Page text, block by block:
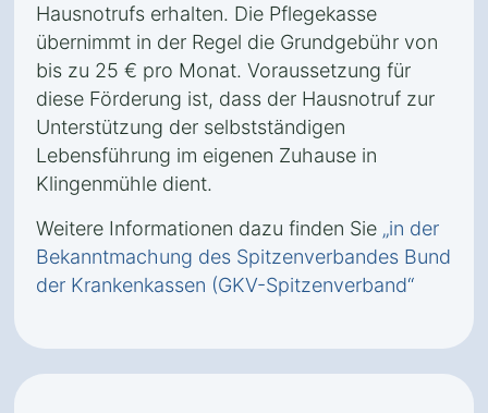
Hausnotrufs erhalten. Die Pflegekasse
übernimmt in der Regel die Grundgebühr von
bis zu 25 € pro Monat. Voraussetzung für
diese Förderung ist, dass der Hausnotruf zur
Unterstützung der selbstständigen
Lebensführung im eigenen Zuhause in
Klingenmühle dient.
Weitere Informationen dazu finden Sie „in der
Bekanntmachung des Spitzenverbandes Bund
der Krankenkassen (GKV-Spitzenverband“